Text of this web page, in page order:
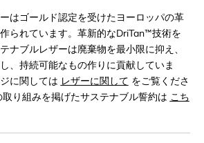
はゴールド認定を受けたヨーロッパの革
られています。革新的なDriTan™技術を
ナブルレザーは廃棄物を最小限に抑え、
、持続可能なもの作りに貢献していま
に関しては レザーに関して をご覧くださ
り組みを掲げたサステナブル誓約は こち